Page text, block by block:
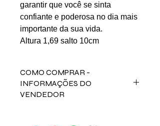
garantir que você se sinta
confiante e poderosa no dia mais
importante da sua vida.
Altura 1,69 salto 10cm
COMO COMPRAR -
INFORMAÇÕES DO
VENDEDOR
fale direto com a vendedora Vitoria